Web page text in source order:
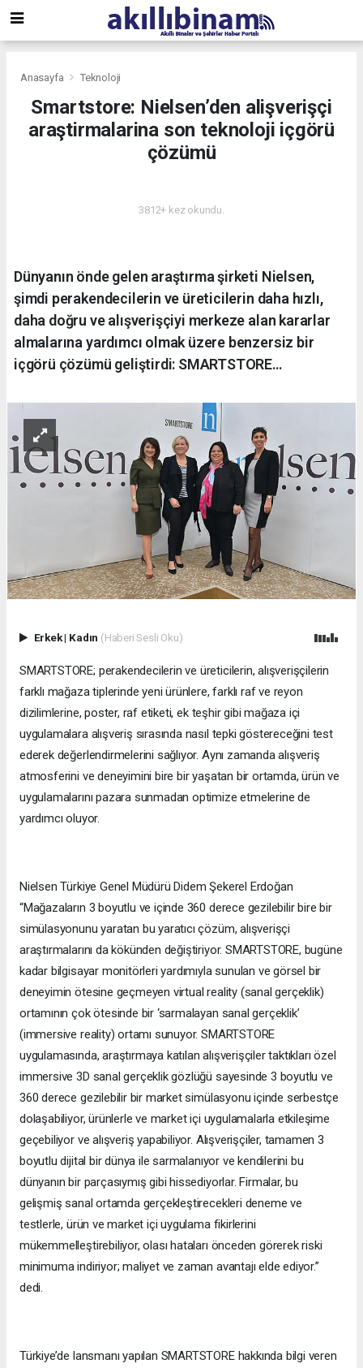
Anasayfa Teknoloji
Smartstore: Nielsen’den alişverişçi
araştirmalarina son teknoloji içgörü
çözümü
3812+ kez okundu.
Dünyanın önde gelen araştırma şirketi Nielsen,
şimdi perakendecilerin ve üreticilerin daha hızlı,
daha doğru ve alışverişçiyi merkeze alan kararlar
almalarına yardımcı olmak üzere benzersiz bir
içgörü çözümü geliştirdi: SMARTSTORE…
Erkek| Kadın (Haberi Sesli Oku)
SMARTSTORE; perakendecilerin ve üreticilerin, alışverişçilerin
farklı mağaza tiplerinde yeni ürünlere, farklı raf ve reyon
dizilimlerine, poster, raf etiketi, ek teşhir gibi mağaza içi
uygulamalara alışveriş sırasında nasıl tepki göstereceğini test
ederek değerlendirmelerini sağlıyor. Aynı zamanda alışveriş
atmosferini ve deneyimini bire bir yaşatan bir ortamda, ürün ve
uygulamalarını pazara sunmadan optimize etmelerine de
yardımcı oluyor.
Nielsen Türkiye Genel Müdürü Didem Şekerel Erdoğan
“Mağazaların 3 boyutlu ve içinde 360 derece gezilebilir bire bir
simülasyonunu yaratan bu yaratıcı çözüm, alışverişçi
araştırmalarını da kökünden değiştiriyor. SMARTSTORE, bugüne
kadar bilgisayar monitörleri yardımıyla sunulan ve görsel bir
deneyimin ötesine geçmeyen virtual reality (sanal gerçeklik)
ortamının çok ötesinde bir ‘sarmalayan sanal gerçeklik’
(immersive reality) ortamı sunuyor. SMARTSTORE
uygulamasında, araştırmaya katılan alışverişçiler taktıkları özel
immersive 3D sanal gerçeklik gözlüğü sayesinde 3 boyutlu ve
360 derece gezilebilir bir market simülasyonu içinde serbestçe
dolaşabiliyor, ürünlerle ve market içi uygulamalarla etkileşime
geçebiliyor ve alışveriş yapabiliyor. Alışverişçiler, tamamen 3
boyutlu dijital bir dünya ile sarmalanıyor ve kendilerini bu
dünyanın bir parçasıymış gibi hissediyorlar. Firmalar, bu
gelişmiş sanal ortamda gerçekleştirecekleri deneme ve
testlerle, ürün ve market içi uygulama fikirlerini
mükemmelleştirebiliyor, olası hataları önceden görerek riski
minimuma indiriyor; maliyet ve zaman avantajı elde ediyor.”
dedi.
Türkiye’de lansmanı yapılan SMARTSTORE hakkında bilgi veren